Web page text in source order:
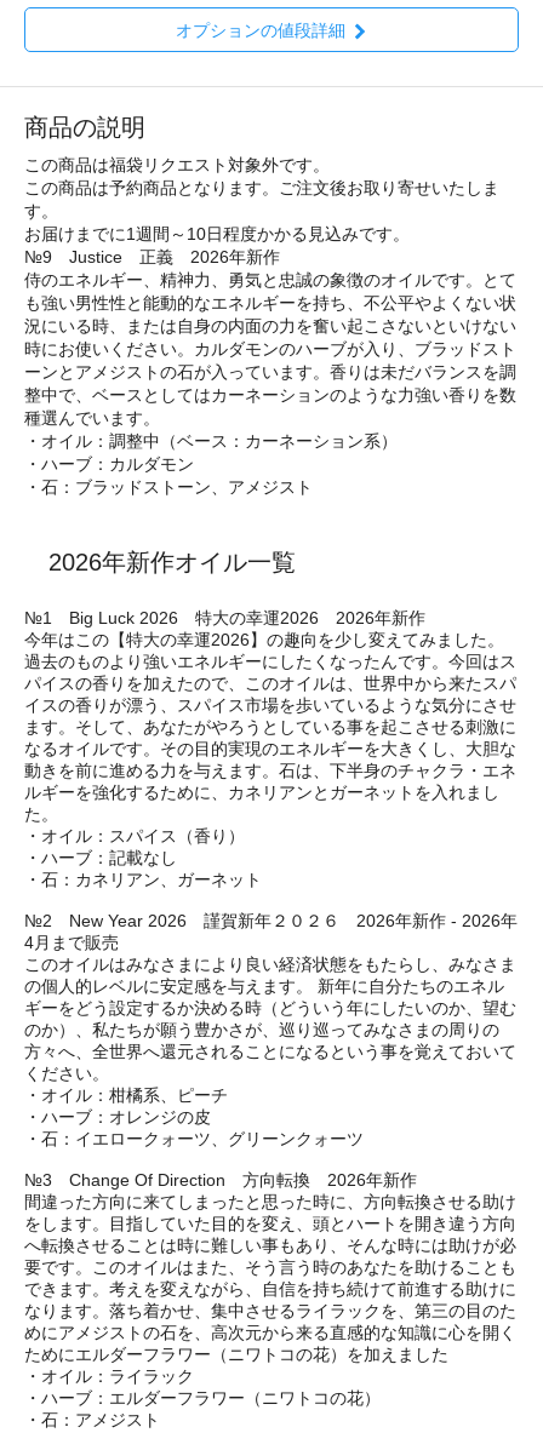
オプションの値段詳細
商品の説明
この商品は福袋リクエスト対象外です。
この商品は予約商品となります。ご注文後お取り寄せいたしま
す。
お届けまでに1週間～10日程度かかる見込みです。
№9 Justice 正義 2026年新作
侍のエネルギー、精神力、勇気と忠誠の象徴のオイルです。とて
も強い男性性と能動的なエネルギーを持ち、不公平やよくない状
況にいる時、または自身の内面の力を奮い起こさないといけない
時にお使いください。カルダモンのハーブが入り、ブラッドスト
ーンとアメジストの石が入っています。香りは未だバランスを調
整中で、ベースとしてはカーネーションのような力強い香りを数
種選んでいます。
・オイル：調整中（ベース：カーネーション系）
・ハーブ：カルダモン
・石：ブラッドストーン、アメジスト
2026年新作オイル一覧
№1 Big Luck 2026 特大の幸運2026 2026年新作
今年はこの【特大の幸運2026】の趣向を少し変えてみました。
過去のものより強いエネルギーにしたくなったんです。今回はス
パイスの香りを加えたので、このオイルは、世界中から来たスパ
イスの香りが漂う、スパイス市場を歩いているような気分にさせ
ます。そして、あなたがやろうとしている事を起こさせる刺激に
なるオイルです。その目的実現のエネルギーを大きくし、大胆な
動きを前に進める力を与えます。石は、下半身のチャクラ・エネ
ルギーを強化するために、カネリアンとガーネットを入れまし
た。
・オイル：スパイス（香り）
・ハーブ：記載なし
・石：カネリアン、ガーネット
№2 New Year 2026 謹賀新年２０２６ 2026年新作 - 2026年
4月まで販売
このオイルはみなさまにより良い経済状態をもたらし、みなさま
の個人的レベルに安定感を与えます。 新年に自分たちのエネル
ギーをどう設定するか決める時（どういう年にしたいのか、望む
のか）、私たちが願う豊かさが、巡り巡ってみなさまの周りの
方々へ、全世界へ還元されることになるという事を覚えておいて
ください。
・オイル：柑橘系、ピーチ
・ハーブ：オレンジの皮
・石：イエロークォーツ、グリーンクォーツ
№3 Change Of Direction 方向転換 2026年新作
間違った方向に来てしまったと思った時に、方向転換させる助け
をします。目指していた目的を変え、頭とハートを開き違う方向
へ転換させることは時に難しい事もあり、そんな時には助けが必
要です。このオイルはまた、そう言う時のあなたを助けることも
できます。考えを変えながら、自信を持ち続けて前進する助けに
なります。落ち着かせ、集中させるライラックを、第三の目のた
めにアメジストの石を、高次元から来る直感的な知識に心を開く
ためにエルダーフラワー（ニワトコの花）を加えました
・オイル：ライラック
・ハーブ：エルダーフラワー（ニワトコの花）
・石：アメジスト